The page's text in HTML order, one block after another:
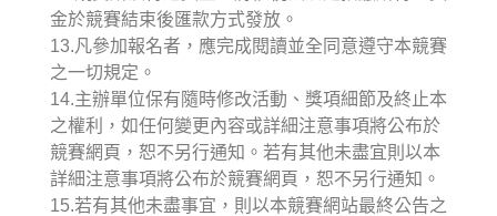
金於競賽結束後匯款方式發放。
13.凡參加報名者，應完成閱讀並全同意遵守本競賽
之一切規定。
14.主辦單位保有隨時修改活動、獎項細節及終止本
之權利，如任何變更內容或詳細注意事項將公布於
競賽網頁，恕不另行通知。若有其他未盡宜則以本
詳細注意事項將公布於競賽網頁，恕不另行通知。
15.若有其他未盡事宜，則以本競賽網站最終公告之